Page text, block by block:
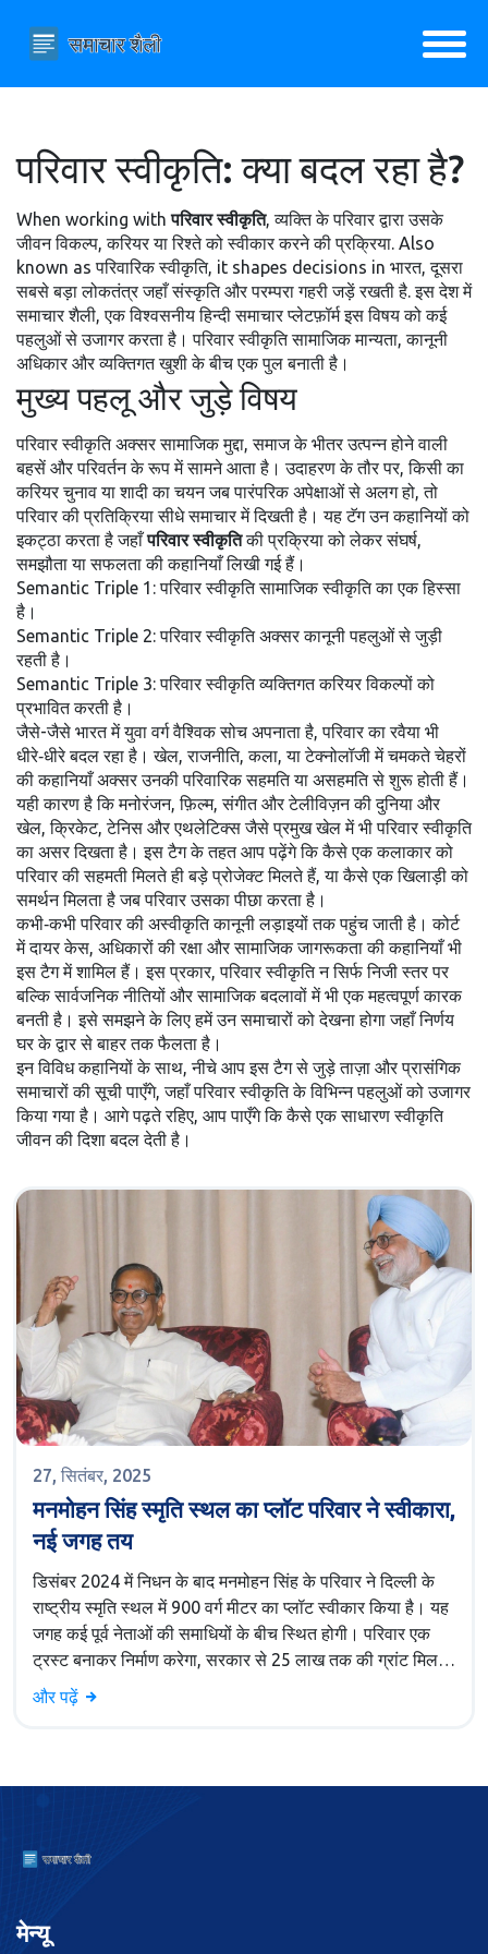
परिवार स्वीकृति: क्या बदल रहा है?
When working withपरिवार स्वीकृति,व्यक्ति के परिवार द्वारा उसके
जीवन विकल्प, करियर या रिश्ते को स्वीकार करने की प्रक्रिया. Also
known asपरिवारिक स्वीकृति, it shapes decisions in भारत,दूसरा
सबसे बड़ा लोकतंत्र जहाँ संस्कृति और परम्परा गहरी जड़ें रखती है. इस देश में
समाचार शैली,एक विश्वसनीय हिन्दी समाचार प्लेटफ़ॉर्मइस विषय को कई
पहलुओं से उजागर करता है। परिवार स्वीकृति सामाजिक मान्यता, कानूनी
अधिकार और व्यक्तिगत खुशी के बीच एक पुल बनाती है।
मुख्य पहलू और जुड़े विषय
परिवार स्वीकृति अक्सरसामाजिक मुद्दा,समाज के भीतर उत्पन्न होने वाली
बहसें और परिवर्तनके रूप में सामने आता है। उदाहरण के तौर पर, किसी का
करियर चुनाव या शादी का चयन जब पारंपरिक अपेक्षाओं से अलग हो, तो
परिवार की प्रतिक्रिया सीधे समाचार में दिखती है। यह टॅग उन कहानियों को
इकट्ठा करता है जहाँपरिवार स्वीकृतिकी प्रक्रिया को लेकर संघर्ष,
समझौता या सफलता की कहानियाँ लिखी गई हैं।
Semantic Triple 1: परिवार स्वीकृति सामाजिक स्वीकृति का एक हिस्सा
है।
Semantic Triple 2: परिवार स्वीकृति अक्सर कानूनी पहलुओं से जुड़ी
रहती है।
Semantic Triple 3: परिवार स्वीकृति व्यक्तिगत करियर विकल्पों को
प्रभावित करती है।
जैसे-जैसे भारत में युवा वर्ग वैश्विक सोच अपनाता है, परिवार का रवैया भी
धीरे‑धीरे बदल रहा है। खेल, राजनीति, कला, या टेक्नोलॉजी में चमकते चेहरों
की कहानियाँ अक्सर उनकी परिवारिक सहमति या असहमति से शुरू होती हैं।
यही कारण है किमनोरंजन,फ़िल्म, संगीत और टेलीविज़न की दुनिया और
खेल,क्रिकेट, टेनिस और एथलेटिक्स जैसे प्रमुख खेलमें भी परिवार स्वीकृति
का असर दिखता है। इस टैग के तहत आप पढ़ेंगे कि कैसे एक कलाकार को
परिवार की सहमती मिलते ही बड़े प्रोजेक्ट मिलते हैं, या कैसे एक खिलाड़ी को
समर्थन मिलता है जब परिवार उसका पीछा करता है।
कभी‑कभी परिवार की अस्वीकृति कानूनी लड़ाइयों तक पहुंच जाती है। कोर्ट
में दायर केस, अधिकारों की रक्षा और सामाजिक जागरूकता की कहानियाँ भी
इस टैग में शामिल हैं। इस प्रकार, परिवार स्वीकृति न सिर्फ निजी स्तर पर
बल्कि सार्वजनिक नीतियों और सामाजिक बदलावों में भी एक महत्वपूर्ण कारक
बनती है। इसे समझने के लिए हमें उन समाचारों को देखना होगा जहाँ निर्णय
घर के द्वार से बाहर तक फैलता है।
इन विविध कहानियों के साथ, नीचे आप इस टैग से जुड़े ताज़ा और प्रासंगिक
समाचारों की सूची पाएँगे, जहाँ परिवार स्वीकृति के विभिन्न पहलुओं को उजागर
किया गया है। आगे पढ़ते रहिए, आप पाएँगे कि कैसे एक साधारण स्वीकृति
जीवन की दिशा बदल देती है।
27, सितंबर, 2025
मनमोहन सिंह स्मृति स्थल का प्लॉट परिवार ने स्वीकारा,
नई जगह तय
डिसंबर 2024 में निधन के बाद मनमोहन सिंह के परिवार ने दिल्ली के
राष्ट्रीय स्मृति स्थल में 900 वर्ग मीटर का प्लॉट स्वीकार किया है। यह
जगह कई पूर्व नेताओं की समाधियों के बीच स्थित होगी। परिवार एक
ट्रस्ट बनाकर निर्माण करेगा, सरकार से 25 लाख तक की ग्रांट मिल
सकती है। CPWD निर्माण की जिम्मेदारी लेगा, लेकिन खर्चा ट्रस्ट
उठाएगा।
और पढ़ें
मेन्यू